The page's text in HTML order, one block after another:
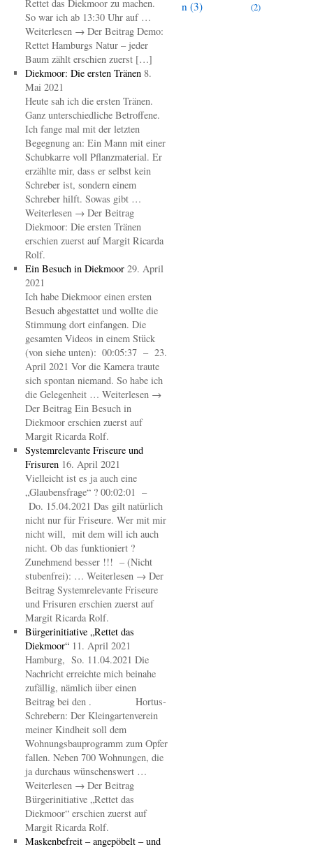
Rettet das Diekmoor zu machen.
So war ich ab 13:30 Uhr auf …
Weiterlesen → Der Beitrag Demo:
Rettet Hamburgs Natur – jeder
Baum zählt erschien zuerst […]
Diekmoor: Die ersten Tränen 8.
Mai 2021
Heute sah ich die ersten Tränen.
Ganz unterschiedliche Betroffene.
Ich fange mal mit der letzten
Begegnung an: Ein Mann mit einer
Schubkarre voll Pflanzmaterial. Er
erzählte mir, dass er selbst kein
Schreber ist, sondern einem
Schreber hilft. Sowas gibt …
Weiterlesen → Der Beitrag
Diekmoor: Die ersten Tränen
erschien zuerst auf Margit Ricarda
Rolf.
Ein Besuch in Diekmoor 29. April
2021
Ich habe Diekmoor einen ersten
Besuch abgestattet und wollte die
Stimmung dort einfangen. Die
gesamten Videos in einem Stück
(von siehe unten): 00:05:37 – 23.
April 2021 Vor die Kamera traute
sich spontan niemand. So habe ich
die Gelegenheit … Weiterlesen →
Der Beitrag Ein Besuch in
Diekmoor erschien zuerst auf
Margit Ricarda Rolf.
Systemrelevante Friseure und
Frisuren 16. April 2021
Vielleicht ist es ja auch eine
„Glaubensfrage“ ? 00:02:01 –
Do. 15.04.2021 Das gilt natürlich
nicht nur für Friseure. Wer mit mir
nicht will, mit dem will ich auch
nicht. Ob das funktioniert ?
Zunehmend besser !!! – (Nicht
stubenfrei): … Weiterlesen → Der
Beitrag Systemrelevante Friseure
und Frisuren erschien zuerst auf
Margit Ricarda Rolf.
Bürgerinitiative „Rettet das
Diekmoor“ 11. April 2021
Hamburg, So. 11.04.2021 Die
Nachricht erreichte mich beinahe
zufällig, nämlich über einen
Beitrag bei den . Hortus-
Schrebern: Der Kleingartenverein
meiner Kindheit soll dem
Wohnungsbauprogramm zum Opfer
fallen. Neben 700 Wohnungen, die
ja durchaus wünschenswert …
Weiterlesen → Der Beitrag
Bürgerinitiative „Rettet das
Diekmoor“ erschien zuerst auf
Margit Ricarda Rolf.
Maskenbefreit – angepöbelt – und
n (3)
(2)